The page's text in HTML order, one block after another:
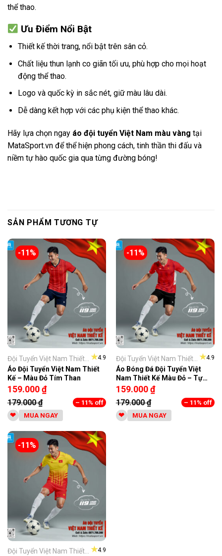
thể thao.
Ưu Điểm Nổi Bật
Thiết kế thời trang, nổi bật trên sân cỏ.
Chất liệu thun lạnh co giãn tối ưu, phù hợp cho mọi hoạt
động thể thao.
Logo và quốc kỳ in sắc nét, giữ màu lâu dài.
Dễ dàng kết hợp với các phụ kiện thể thao khác.
Hãy lựa chọn ngay áo đội tuyển Việt Nam màu vàng tại
MataSport.vn để thể hiện phong cách, tinh thần thi đấu và
niềm tự hào quốc gia qua từng đường bóng!
SẢN PHẨM TƯƠNG TỰ
-11%
★4.9
Đội Tuyển Việt Nam Thiết...
Áo Đội Tuyển Việt Nam Thiết
Kế – Màu Đỏ Tím Than
159.000₫
179.000₫
– 11% off
MUA NGAY
-11%
★4.9
Đội Tuyển Việt Nam Thiết...
Áo Bóng Đá Đội Tuyển Việt
Nam Thiết Kế Màu Đỏ – Tự
Hào Dân Tộc
159.000₫
179.000₫
– 11% off
MUA NGAY
-11%
★4.9
Đội Tuyển Việt Nam Thiết...